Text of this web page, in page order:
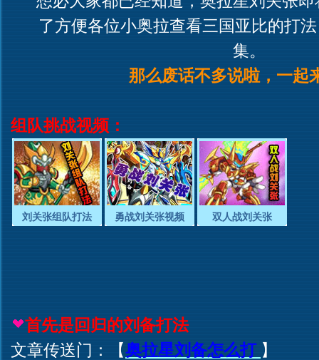
了方便各位小奥拉查看三国亚比的打
集。
那么废话不多说啦，一起
组队挑战视频：
刘关张组队打法 勇战刘关张视频 双人战刘关张
首先是回归的刘备打法
文章传送门：【奥拉星刘备怎么打 】